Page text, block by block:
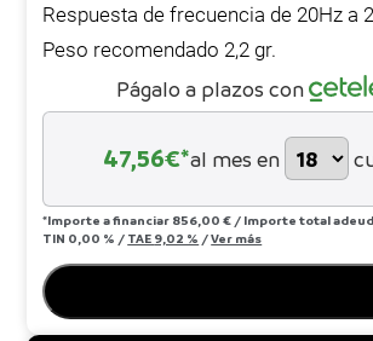
Respuesta de frecuencia de 20Hz a
Peso recomendado 2,2 gr.
Págalo a plazos con
47,56€*al mes en
*Importe a financiar 856,00 € / Importe total
TIN 0,00 % / TAE 9,02 % /Ver más